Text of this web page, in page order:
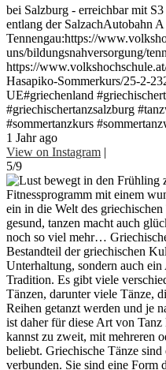
bei Salzburg - erreichbar mit
entlang der SalzachAutobahn
Tennengau:https://
uns/bildungsnahversorgung/
https://
Hasapiko-Sommerkurs/25-2-
UE#griechenland
#griechischertanzsalzburg
#sommertanzkurs
1 Jahr ago
View on Instagram |
5/9